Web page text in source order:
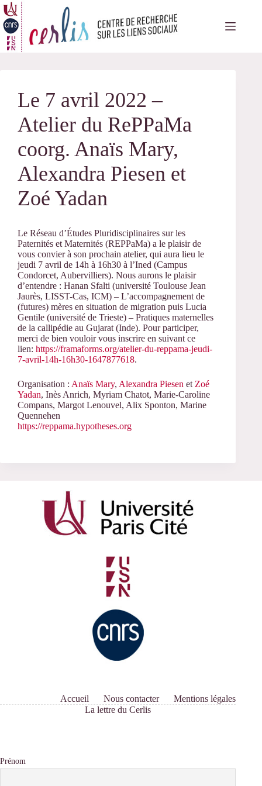
Passer
au
contenu
Le 7 avril 2022 –
Atelier du RePPaMa
coorg. Anaïs Mary,
Alexandra Piesen et
Zoé Yadan
Le Réseau d’Études Pluridisciplinaires sur les
Paternités et Maternités (REPPaMa) a le plaisir de
vous convier à son prochain atelier, qui aura lieu le
jeudi 7 avril de 14h à 16h30 à l’Ined (Campus
Condorcet, Aubervilliers). Nous aurons le plaisir
d’entendre : Hanan Sfalti (université Toulouse Jean
Jaurès, LISST-Cas, ICM) – L’accompagnement de
(futures) mères en situation de migration puis Lucia
Gentile (université de Trieste) – Pratiques maternelles
de la callipédie au Gujarat (Inde). Pour participer,
merci de bien vouloir vous inscrire en suivant ce
lien: https://framaforms.org/atelier-du-reppama-jeudi-
7-avril-14h-16h30-1647877618.
Organisation : Anaïs Mary, Alexandra Piesen et Zoé
Yadan, Inès Anrich, Myriam Chatot, Marie-Caroline
Compans, Margot Lenouvel, Alix Sponton, Marine
Quennehen
https://reppama.hypotheses.org
Accueil Nous contacter
Mentions légales
La lettre du Cerlis
Prénom